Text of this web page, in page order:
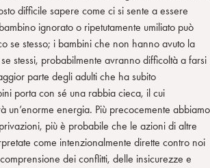
difficile sapere come ci si sente a essere
ignorato o ripetutamente umiliato può
se stesso; i bambini che non hanno avuto la
stessi, probabilmente avranno difficoltà a farsi
parte degli adulti che ha subito
porta con sé una rabbia cieca, il cui
un’enorme energia. Più precocemente abbiamo
più è probabile che le azioni di altre
come intenzionalmente dirette contro noi
dei conflitti, delle insicurezze e